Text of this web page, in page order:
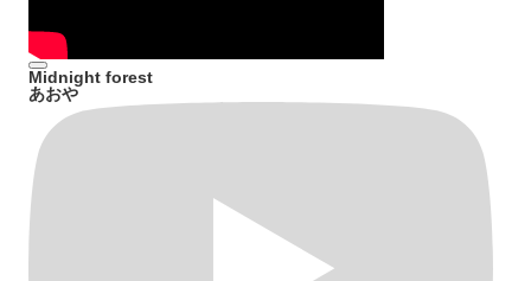
Midnight forest
あおや